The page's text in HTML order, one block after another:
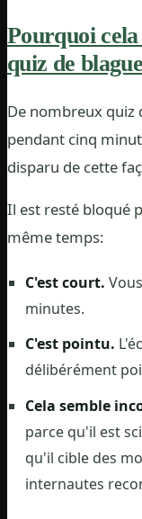
Pourquoi
quiz de
De nombreux quiz
pendant cinq
disparu de cette
Il est resté bloqué
même temps:
C'est court.
minutes.
C'est pointu.
délibérément
Cela semble
parce qu'il est
qu'il cible des
internautes